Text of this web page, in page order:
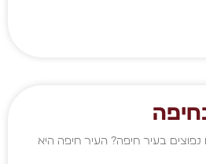
בעיר חיפה? העיר חיפה היא